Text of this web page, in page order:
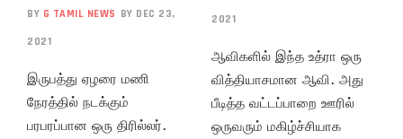
BY G TAMIL NEWS BY DEC 23,
2021
இருபத்து ஏழரை மணி
நேரத்தில் நடக்கும்
பரபரப்பான ஒரு திரில்லர்.
2021
ஆவிகளில் இந்த உத்ரா ஒரு
வித்தியாசமான ஆவி. அது
பீடித்த வட்டப்பாறை ஊரில்
ஒருவரும் மகிழ்ச்சியாக